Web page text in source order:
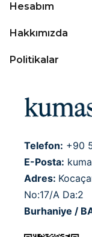
Hesabım
Hakkımızda
Politikalar
Telefon: +90
E-Posta:
Adres:
No:17/A Da:2
Burhaniye /